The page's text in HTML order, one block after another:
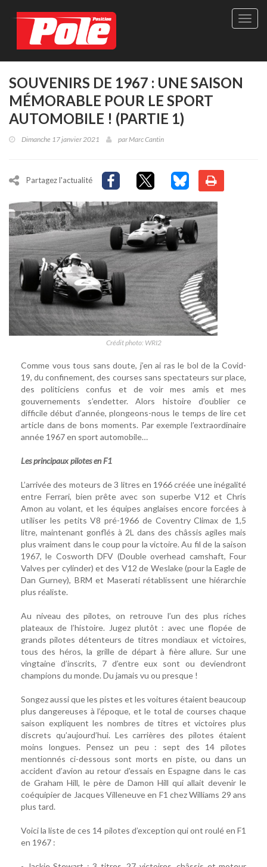
Site
SOUVENIRS DE 1967 : UNE SAISON
MÉMORABLE POUR LE SPORT
AUTOMOBILE ! (PARTIE 1)
Dimanche 17 janvier 2021 parMarc Cantin
Partagez l'actualité
Crédit photo: WRI2
Comme vous tous sans doute, j’en ai ras le bol de la Covid-
19, du confinement, des courses sans spectateurs sur place,
des politiciens confus et de voir mes amis et mes
gouvernements s’endetter. Alors histoire d’oublier ce
difficile début d’année, plongeons-nous le temps de lire cet
article dans de bons moments. Par exemple l’extraordinaire
année 1967 en sport automobile…
Les principaux pilotes en F1
L’arrivée des moteurs de 3 litres en 1966 créée une inégalité
entre Ferrari, bien prête avec son superbe V12 et Chris
Amon au volant, et les équipes anglaises encore forcées à
utiliser les petits V8 pré-1966 de Coventry Climax de 1,5
litre, maintenant gonflés à 2L dans des châssis agiles mais
plus vraiment dans le coup pour la victoire. Au fil de la saison
1967, le Cosworth DFV (Double overhead camshaft, Four
Valves per cylinder) et des V12 de Weslake (pour la Eagle de
Dan Gurney), BRM et Maserati rétablissent une hiérarchie
plus réaliste.
Au niveau des pilotes, on retrouve l’un des plus riches
plateaux de l’histoire. Jugez plutôt : avec une flopée de
grands pilotes détenteurs de titres mondiaux et victoires,
tous des héros, la grille de départ à fière allure. Sur une
vingtaine d’inscrits, 7 d’entre eux sont ou deviendront
champions du monde. Du jamais vu ou presque !
Songez aussi que les pistes et les voitures étaient beaucoup
plus dangereuses à l’époque, et le total de courses chaque
saison expliquent les nombres de titres et victoires plus
discrets qu’aujourd’hui. Les carrières des pilotes étaient
moins longues. Pensez un peu : sept des 14 pilotes
mentionnés ci-dessous sont morts en piste, ou dans un
accident d’avion au retour d'essais en Espagne dans le cas
de Graham Hill, le père de Damon Hill qui allait devenir le
coéquipier de Jacques Villeneuve en F1 chez Williams 29 ans
plus tard.
Voici la liste de ces 14 pilotes d’exception qui ont roulé en F1
en 1967 :